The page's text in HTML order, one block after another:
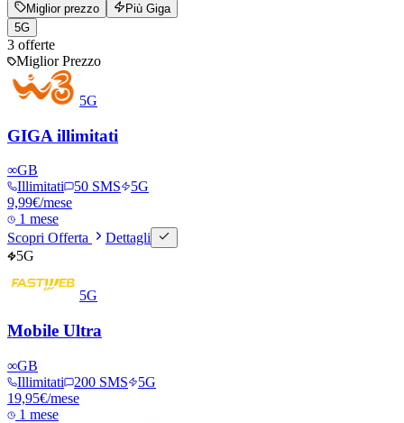
Miglior prezzo
Più Giga
5G
3 offerte
Miglior Prezzo
5G
GIGA illimitati
∞GB
Illimitati
50 SMS
5G
9,99€/mese
1 mese
Scopri Offerta
Dettagli
5G
5G
Mobile Ultra
∞GB
Illimitati
200 SMS
5G
19,95€/mese
1 mese